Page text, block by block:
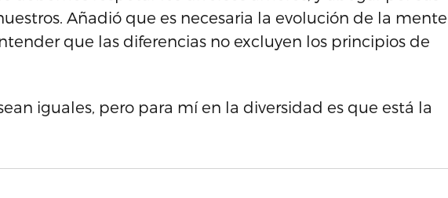
Añadió que es necesaria la evolución de la mente
que las diferencias no excluyen los principios de
iguales, pero para mí en la diversidad es que está la